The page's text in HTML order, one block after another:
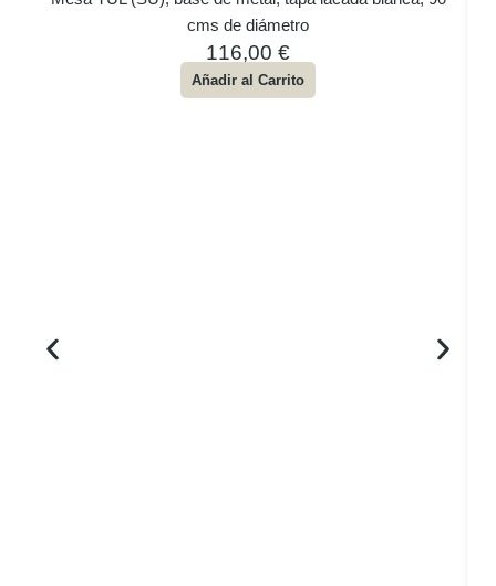
cms de diámetro
116,00 €
Añadir al Carrito